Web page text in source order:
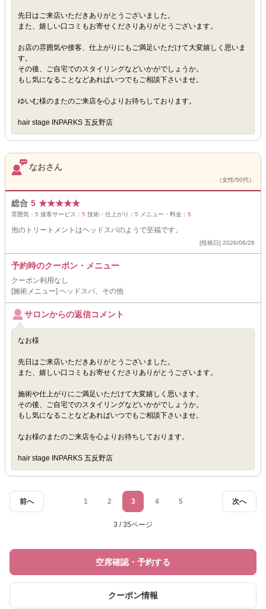
先日はご来店いただきありがとうございました。
また、嬉しい口コミもお寄せくださりありがとうございます。
お店の雰囲気や接客、仕上がりにもご満足いただけて大変嬉しく思いま
す。
その後、ご自宅でのスタイリングなどいかがでしょうか。
もし気になることなどあればいつでもご相談下さいませ。
ゆいむ様のまたのご来店を心よりお待ちしております。
hair stage INPARKS 五反野店
なおさん
（女性/50代）
総合 5 ★★★★★
雰囲気： 5 接客サービス： 5 技術・仕上がり： 5 メニュー・料金： 5
泡のトリートメントはヘッドスパのようで至福です。
[投稿日] 2026/06/28
予約時のクーポン・メニュー
クーポン利用なし
[施術メニュー] ヘッドスパ、その他
サロンからの返信コメント
なお様
先日はご来店いただきありがとうございました。
また、嬉しい口コミもお寄せくださりありがとうございます。
施術や仕上がりにご満足いただけて大変嬉しく思います。
その後、ご自宅でのスタイリングなどいかがでしょうか。
もし気になることなどあればいつでもご相談下さいませ。
なお様のまたのご来店を心よりお待ちしております。
hair stage INPARKS 五反野店
前へ 次へ
1 2 3 4 5
3 / 35ページ
空席確認・予約する
クーポン情報